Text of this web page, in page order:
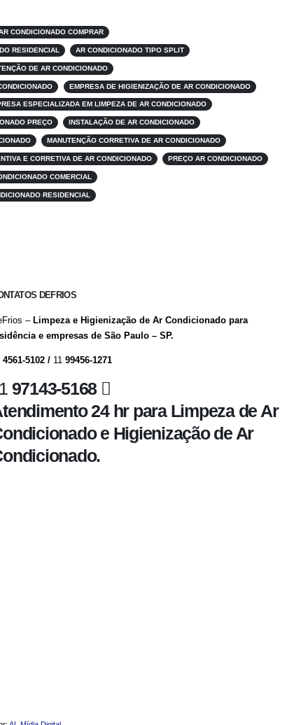
CONDICIONADO COMPRAR
RESIDENCIAL AR CONDICIONADO TIPO SPLIT
DE AR CONDICIONADO
EMPRESA DE HIGIENIZAÇÃO DE AR CONDICIONADO
ESPECIALIZADA EM LIMPEZA DE AR CONDICIONADO
PREÇO INSTALAÇÃO DE AR CONDICIONADO
MANUTENÇÃO CORRETIVA DE AR CONDICIONADO
E CORRETIVA DE AR CONDICIONADO PREÇO AR CONDICIONADO
COMERCIAL
RESIDENCIAL
DEFRIOS
– Limpeza e Higienização de Ar Condicionado para
e empresas de São Paulo – SP.
4561-5102 / 1199456-1271
97143-5168
24 hr para Limpeza de Ar
e Higienização de Ar